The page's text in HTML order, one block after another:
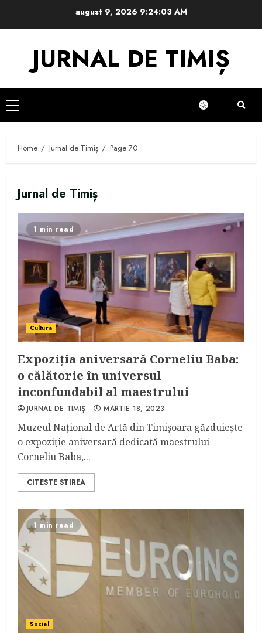
august 9, 2026 9:24:04 AM
JURNAL DE TIMIȘ
Primary
Menu
Home Jurnal de Timiș Page 70
Jurnal de Timiș
1 min read
Cultura
Expoziția aniversară Corneliu Baba:
o călătorie în universul
inconfundabil al maestrului
JURNAL DE TIMIȘ MARTIE 18, 2023
Muzeul Național de Artă din Timișoara găzduiește
o expoziție aniversară dedicată maestrului
Corneliu Baba,...
CITESTE STIREA
1 min read
Social